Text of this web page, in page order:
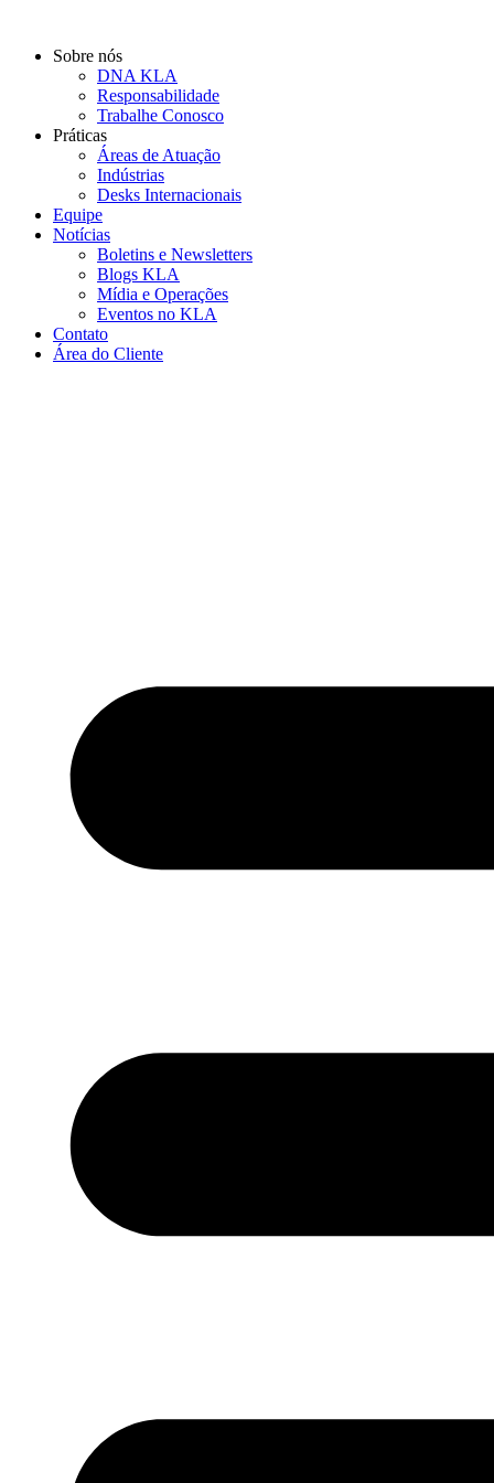
Sobre nós
DNA KLA
Responsabilidade
Trabalhe Conosco
Práticas
Áreas de Atuação
Indústrias
Desks Internacionais
Equipe
Notícias
Boletins e Newsletters
Blogs KLA
Mídia e Operações
Eventos no KLA
Contato
Área do Cliente